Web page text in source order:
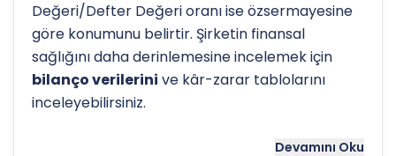
Değeri/Defter Değeri oranı ise özsermayesine
göre konumunu belirtir. Şirketin finansal
sağlığını daha derinlemesine incelemek için
bilanço verilerini ve kâr-zarar tablolarını
inceleyebilirsiniz.
Hissenin uzun vadeli trendini ve potansiyelDevamını Oku